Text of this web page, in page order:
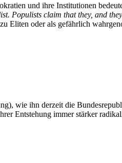
und ihre Institutionen
Populists claim that they, and
Eliten oder als gefährlich
wie ihn derzeit die
Entstehung immer stärker